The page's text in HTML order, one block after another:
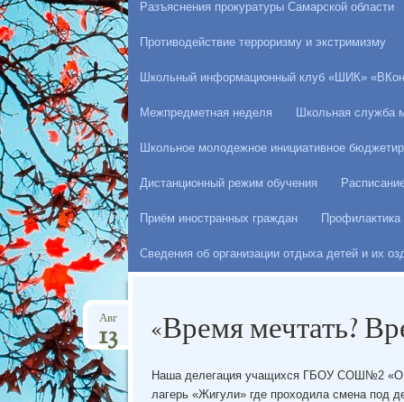
Разъяснения прокуратуры Самарской области
Противодействие терроризму и экстримизму
Школьный информационный клуб «ШИК»
Межпредметная неделя Школьная служба
Школьное молодежное инициативное
Дистанционный режим обучения
Приём иностранных граждан Профилактика
Сведения об организации отдыха детей и их
«Время мечтать?
Авг
13
Наша делегация учащихся ГБОУ СОШ№2
лагерь «Жигули» где проходила смена под